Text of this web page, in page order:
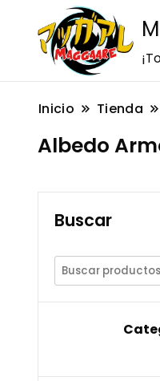
Inicio Tienda
Albedo
Buscar